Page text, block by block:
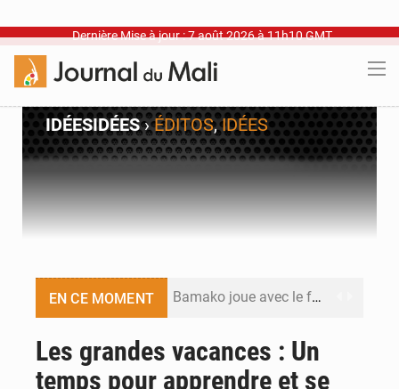
Dernière Mise à jour : 7 août 2026 à 11h10 GMT
IDÉESIDÉES›ÉDITOS,IDÉES
EN CE MOMENT Bamako joue avec le feu
Dr Abdrahamane Tamboura, économiste
Les grandes vacances : Un
temps pour apprendre et se